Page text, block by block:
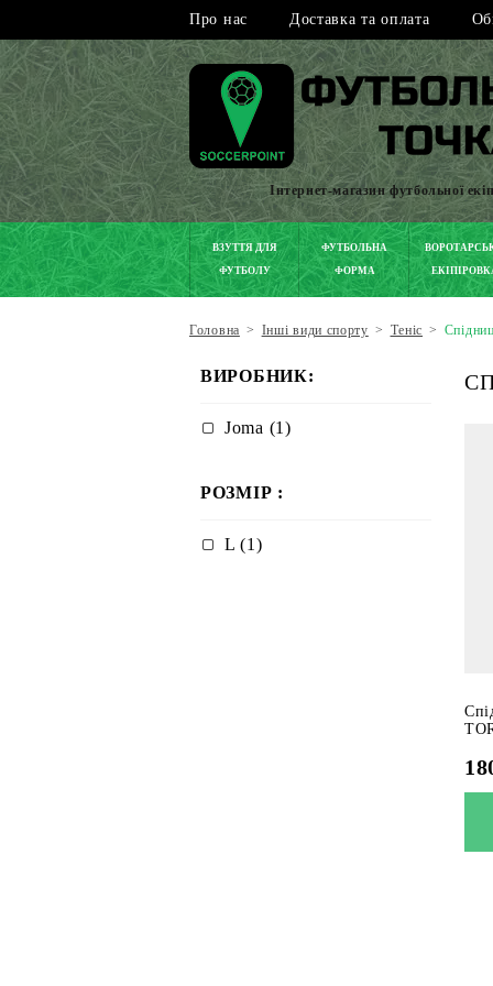
Про нас Доставка та оплата
Інтернет-магазин футбольної
ВЗУТТЯ ДЛЯ
ФУТБОЛУ
ФУТБОЛЬНА
ФОРМА
Головна > Інші види спорту > Теніс >
ВИРОБНИК:
Joma (1)
РОЗМІР :
L (1)